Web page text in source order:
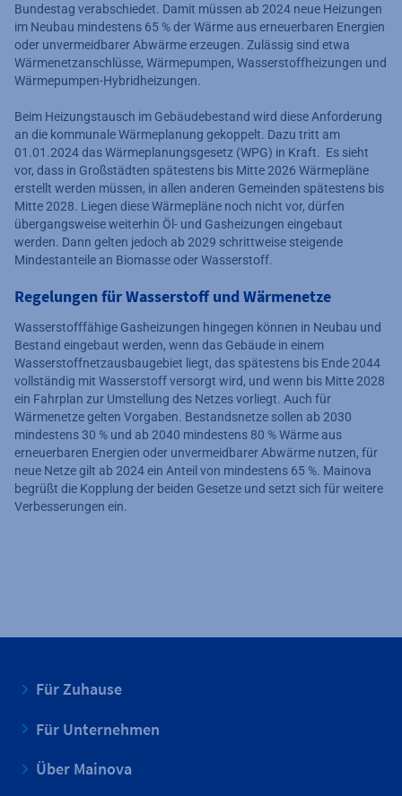
Bundestag verabschiedet. Damit müssen ab 2024 neue Heizungen
im Neubau mindestens 65 % der Wärme aus erneuerbaren Energien
oder unvermeidbarer Abwärme erzeugen. Zulässig sind etwa
Wärmenetzanschlüsse, Wärmepumpen, Wasserstoffheizungen und
Wärmepumpen-Hybridheizungen.
Beim Heizungstausch im Gebäudebestand wird diese Anforderung
an die kommunale Wärmeplanung gekoppelt. Dazu tritt am
01.01.2024 das Wärmeplanungsgesetz (WPG) in Kraft. Es sieht
vor, dass in Großstädten spätestens bis Mitte 2026 Wärmepläne
erstellt werden müssen, in allen anderen Gemeinden spätestens bis
Mitte 2028. Liegen diese Wärmepläne noch nicht vor, dürfen
übergangsweise weiterhin Öl- und Gasheizungen eingebaut
werden. Dann gelten jedoch ab 2029 schrittweise steigende
Mindestanteile an Biomasse oder Wasserstoff.
Regelungen für Wasserstoff und Wärmenetze
Wasserstofffähige Gasheizungen hingegen können in Neubau und
Bestand eingebaut werden, wenn das Gebäude in einem
Wasserstoffnetzausbaugebiet liegt, das spätestens bis Ende 2044
vollständig mit Wasserstoff versorgt wird, und wenn bis Mitte 2028
ein Fahrplan zur Umstellung des Netzes vorliegt. Auch für
Wärmenetze gelten Vorgaben. Bestandsnetze sollen ab 2030
mindestens 30 % und ab 2040 mindestens 80 % Wärme aus
erneuerbaren Energien oder unvermeidbarer Abwärme nutzen, für
neue Netze gilt ab 2024 ein Anteil von mindestens 65 %. Mainova
begrüßt die Kopplung der beiden Gesetze und setzt sich für weitere
Verbesserungen ein.
Für Zuhause
Für Unternehmen
Über Mainova